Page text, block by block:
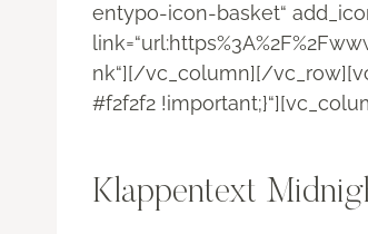
entypo-icon-basket“
nk“][/vc_column][/
#f2f2f2
Klappentext